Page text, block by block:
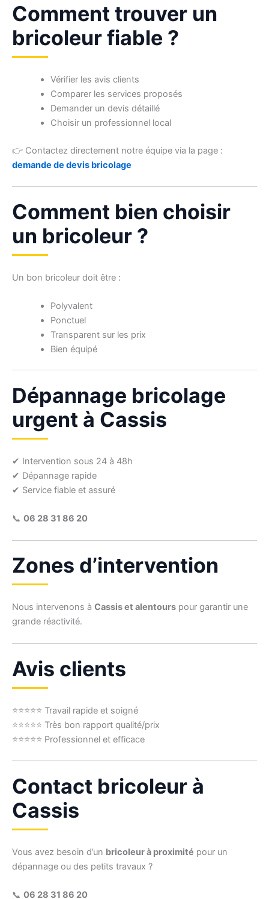
Comment trouver un
bricoleur fiable ?
Vérifier les avis clients
Comparer les services proposés
Demander un devis détaillé
Choisir un professionnel local
👉 Contactez directement notre équipe via la page :
demande de devis bricolage
Comment bien choisir
un bricoleur ?
Un bon bricoleur doit être :
Polyvalent
Ponctuel
Transparent sur les prix
Bien équipé
Dépannage bricolage
urgent à Cassis
✔ Intervention sous 24 à 48h
✔ Dépannage rapide
✔ Service fiable et assuré
📞 06 28 31 86 20
Zones d’intervention
Nous intervenons à Cassis et alentours pour garantir une
grande réactivité.
Avis clients
⭐⭐⭐⭐⭐ Travail rapide et soigné
⭐⭐⭐⭐⭐ Très bon rapport qualité/prix
⭐⭐⭐⭐⭐ Professionnel et efficace
Contact bricoleur à
Cassis
Vous avez besoin d’un bricoleur à proximité pour un
dépannage ou des petits travaux ?
📞 06 28 31 86 20